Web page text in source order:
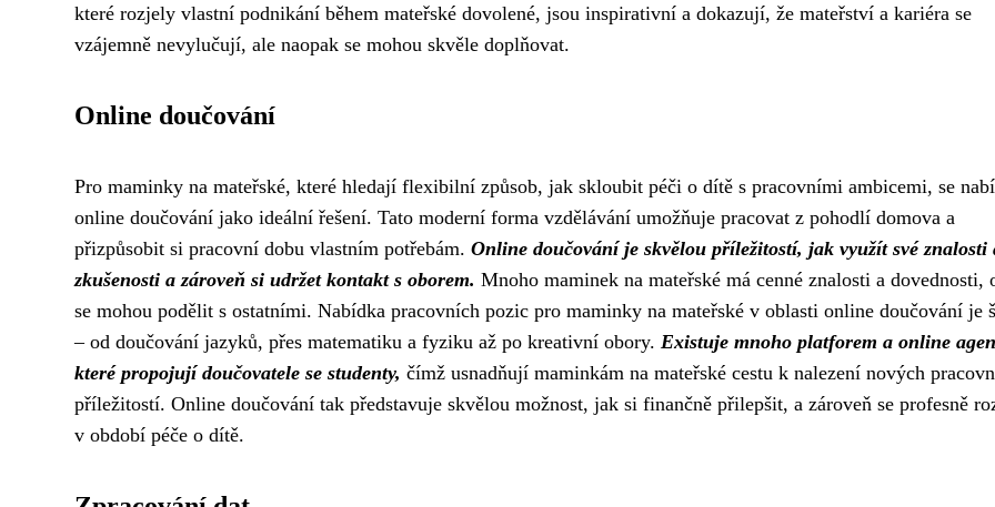
které rozjely vlastní podnikání během mateřské dovolené, jsou inspirativní a dokazují, že mateřství a kariéra se
vzájemně nevylučují, ale naopak se mohou skvěle doplňovat.
Online doučování
Pro maminky na mateřské, které hledají flexibilní způsob, jak skloubit péči o dítě s pracovními ambicemi, se
online doučování jako ideální řešení. Tato moderní forma vzdělávání umožňuje pracovat z pohodlí domova a
přizpůsobit si pracovní dobu vlastním potřebám. Online doučování je skvělou příležitostí, jak využít své znalosti
zkušenosti a zároveň si udržet kontakt s oborem. Mnoho maminek na mateřské má cenné znalosti a dovednosti,
se mohou podělit s ostatními. Nabídka pracovních pozic pro maminky na mateřské v oblasti online doučování je
– od doučování jazyků, přes matematiku a fyziku až po kreativní obory. Existuje mnoho platforem a online
které propojují doučovatele se studenty, čímž usnadňují maminkám na mateřské cestu k nalezení nových
příležitostí. Online doučování tak představuje skvělou možnost, jak si finančně přilepšit, a zároveň se profesně
v období péče o dítě.